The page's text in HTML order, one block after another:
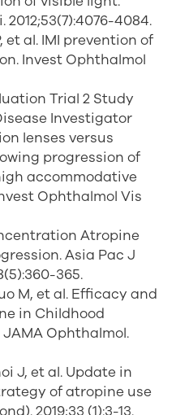
4084.
et al. IMI prevention of
Invest Ophthalmol
Trial 2 Study
Investigator
lenses versus
progression of
accommodative
Ophthalmol Vis
Atropine
Asia Pac J
365.
M, et al. Efficacy and
in Childhood
Ophthalmol.
J, et al. Update in
of atropine use